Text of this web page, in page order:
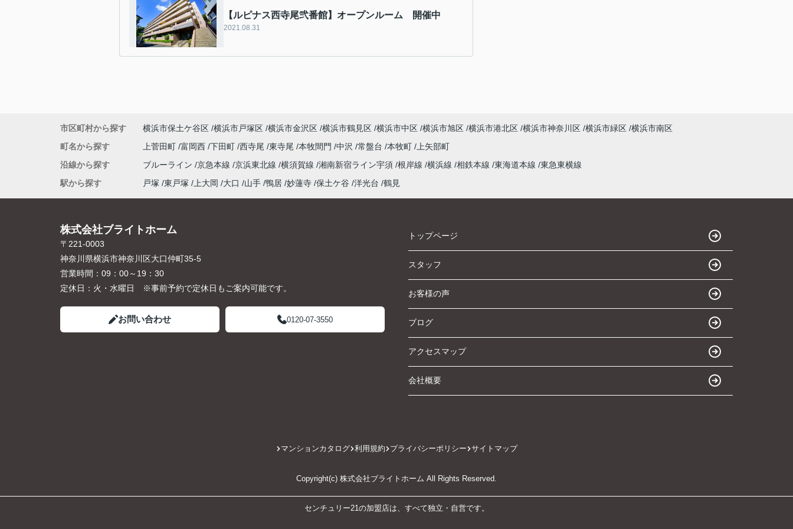
【ルピナス西寺尾弐番館】オープンルーム 開催中
2021.08.31
市区町村から探す 横浜市保土ケ谷区 横浜市戸塚区 横浜市金沢区 横浜市鶴見区 横浜市中区 横浜市旭区 横浜市港北区 横浜市神奈川区 横浜市緑区 横浜市南区
町名から探す
上菅田町 富岡西 下田町 西寺尾 東寺尾 本牧間門 中沢 常盤台 本牧町
上矢部町
沿線から探す
ブルーライン 京急本線 京浜東北線 横須賀線 湘南新宿ライン宇須 根岸線 横浜線 相鉄本線 東海道本線 東急東横線
駅から探す
戸塚 東戸塚 上大岡 大口 山手 鴨居 妙蓮寺 保土ケ谷 洋光台 鶴見
株式会社ブライトホーム
〒221-0003
神奈川県横浜市神奈川区大口仲町35-5
営業時間： 09：00～19：30
定休日： 火・水曜日 ※事前予約で定休日もご案内可能です。
お問い合わせ 0120-07-3550
トップページ
スタッフ
お客様の声
ブログ
アクセスマップ
会社概要
マンションカタログ 利用規約 プライバシーポリシー サイトマップ
Copyright(c) 株式会社ブライトホーム All Rights Reserved.
センチュリー21の加盟店は、すべて独立・自営です。